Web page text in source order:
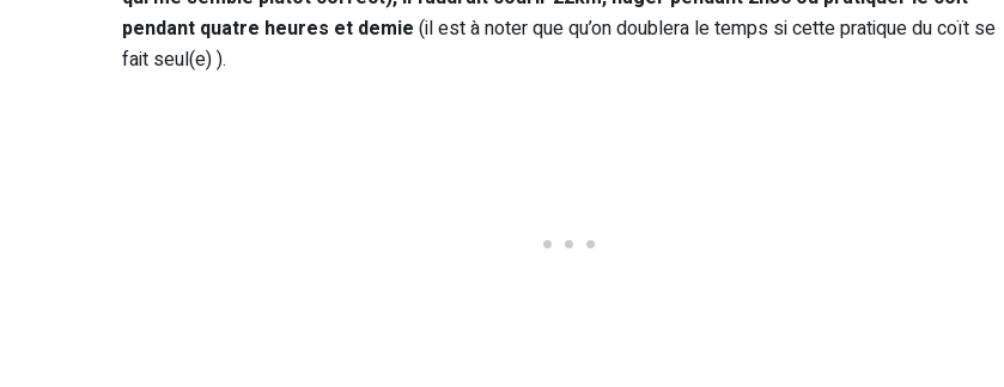
pendant quatre heures et demie (il est à noter que qu’on doublera le temps si cette pratique du coït se
fait seul(e) ).